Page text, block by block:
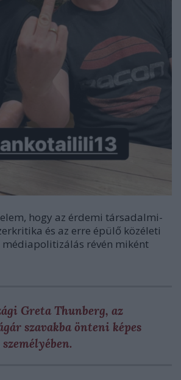
hogy az érdemi társadalmi-
és az erre épülő közéleti
médiapolitizálás révén miként
Greta Thunberg, az
szavakba önteni képes